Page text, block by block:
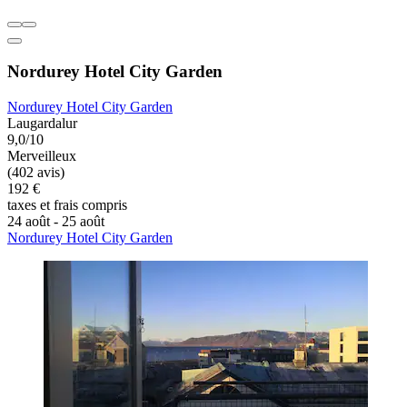
Nordurey Hotel City Garden
Nordurey Hotel City Garden
Laugardalur
9,0/10
Merveilleux
(402 avis)
192 €
taxes et frais compris
24 août - 25 août
Nordurey Hotel City Garden